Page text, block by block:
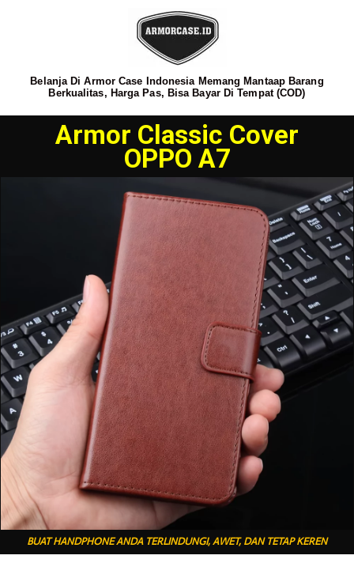
Belanja Di Armor Case Indonesia Memang Mantaap Barang
Berkualitas, Harga Pas, Bisa Bayar Di Tempat (COD)
Armor Classic Cover
OPPO A7
BUAT HANDPHONE ANDA TERLINDUNGI, AWET, DAN TETAP KEREN